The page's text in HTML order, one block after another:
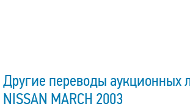
Другие переводы аукционных
NISSAN MARCH 2003